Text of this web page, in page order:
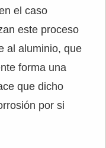
el caso
este proceso
al aluminio, que
forma una
que dicho
por si